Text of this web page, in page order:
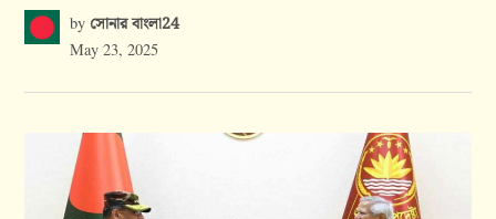
by সোনার বাংলা24
May 23, 2025